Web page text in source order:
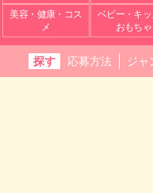
美容・健康・コス
メ
ベビー・キッ
おもちゃ
探す 応募方法 ジャ